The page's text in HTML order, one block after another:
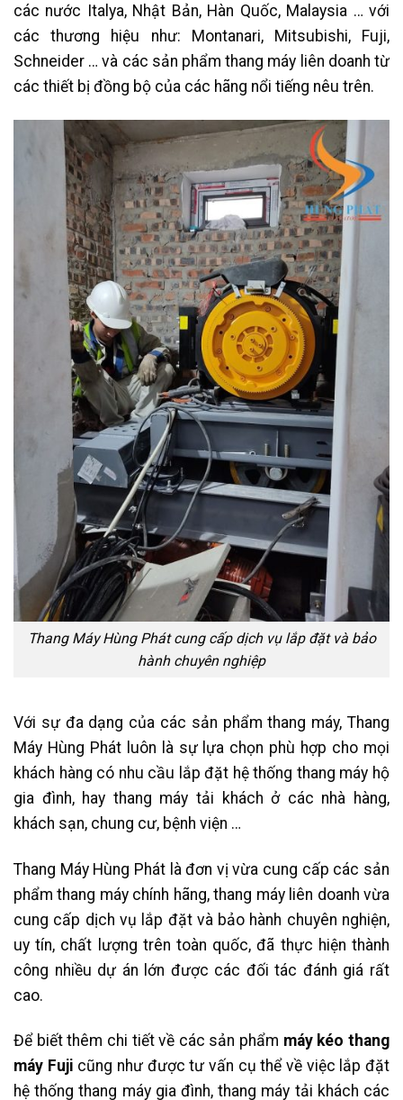
các nước Italya, Nhật Bản, Hàn Quốc, Malaysia … với
các thương hiệu như: Montanari, Mitsubishi, Fuji,
Schneider … và các sản phẩm thang máy liên doanh từ
các thiết bị đồng bộ của các hãng nổi tiếng nêu trên.
Thang Máy Hùng Phát cung cấp dịch vụ lắp đặt và bảo
hành chuyên nghiệp
Với sự đa dạng của các sản phẩm thang máy, Thang
Máy Hùng Phát luôn là sự lựa chọn phù hợp cho mọi
khách hàng có nhu cầu lắp đặt hệ thống thang máy hộ
gia đình, hay thang máy tải khách ở các nhà hàng,
khách sạn, chung cư, bệnh viện …
Thang Máy Hùng Phát là đơn vị vừa cung cấp các sản
phẩm thang máy chính hãng, thang máy liên doanh vừa
cung cấp dịch vụ lắp đặt và bảo hành chuyên nghiện,
uy tín, chất lượng trên toàn quốc, đã thực hiện thành
công nhiều dự án lớn được các đối tác đánh giá rất
cao.
Để biết thêm chi tiết về các sản phẩm máy kéo thang
máy Fuji cũng như được tư vấn cụ thể về việc lắp đặt
hệ thống thang máy gia đình, thang máy tải khách các